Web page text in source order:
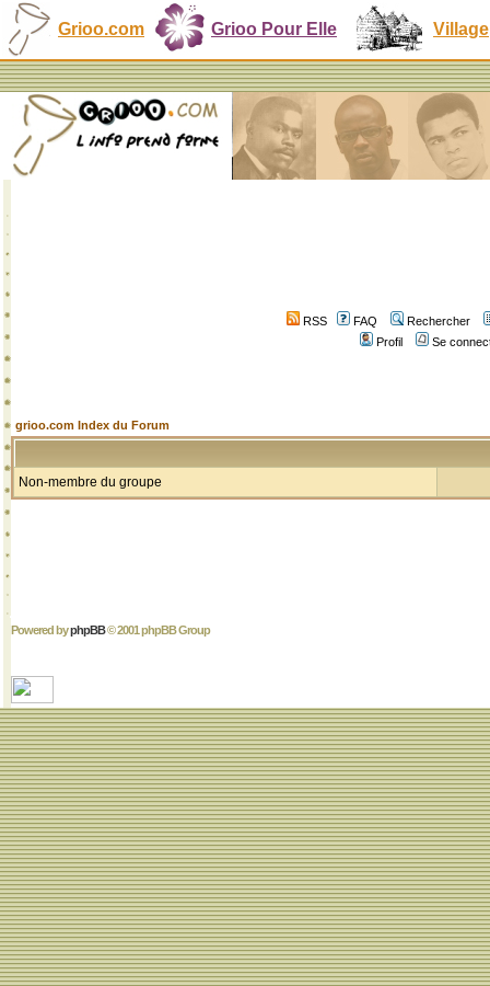
Grioo.com Grioo Pour Elle Village
RSS FAQ
Rechercher
Profil
Se
grioo.com Index du Forum
Non-membre du groupe
Powered byphpBB© 2001 phpBB Group